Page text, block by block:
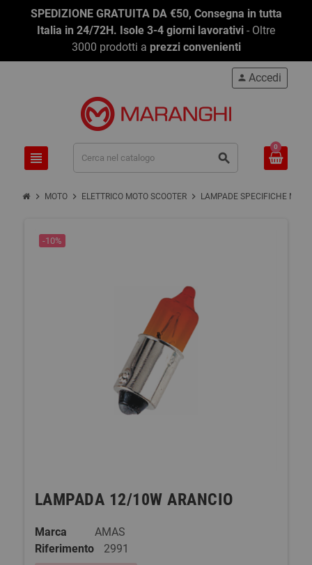
SPEDIZIONE GRATUITA DA €50, Consegna in tutta
Italia in 24/72H. Isole 3-4 giorni lavorativi - Oltre
3000 prodotti a prezzi convenienti
view_headline search
person Accedi
0
chevron_right MOTO chevron_right ELETTRICO MOTO SCOOTER chevron_right LAMPADE SPECIFICHE MOTO
-10%
LAMPADA 12/10W ARANCIO
Marca
AMAS
Riferimento
2991